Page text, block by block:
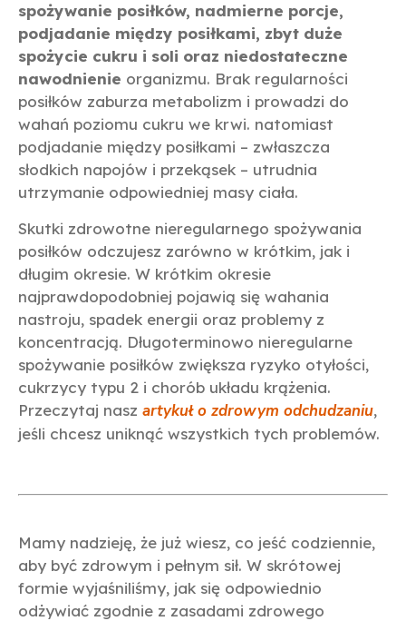
spożywanie posiłków, nadmierne porcje,
podjadanie między posiłkami, zbyt duże
spożycie cukru i soli oraz niedostateczne
nawodnienie organizmu. Brak regularności
posiłków zaburza metabolizm i prowadzi do
wahań poziomu cukru we krwi. natomiast
podjadanie między posiłkami – zwłaszcza
słodkich napojów i przekąsek – utrudnia
utrzymanie odpowiedniej masy ciała.
Skutki zdrowotne nieregularnego spożywania
posiłków odczujesz zarówno w krótkim, jak i
długim okresie. W krótkim okresie
najprawdopodobniej pojawią się wahania
nastroju, spadek energii oraz problemy z
koncentracją. Długoterminowo nieregularne
spożywanie posiłków zwiększa ryzyko otyłości,
cukrzycy typu 2 i chorób układu krążenia.
Przeczytaj nasz artykuł o zdrowym odchudzaniu,
jeśli chcesz uniknąć wszystkich tych problemów.
Mamy nadzieję, że już wiesz, co jeść codziennie,
aby być zdrowym i pełnym sił. W skrótowej
formie wyjaśniliśmy, jak się odpowiednio
odżywiać zgodnie z zasadami zdrowego